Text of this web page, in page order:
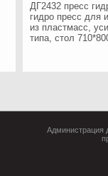
ДГ2432 пресс
гидро пресс для
из пластмасс,
типа, стол
Администрация